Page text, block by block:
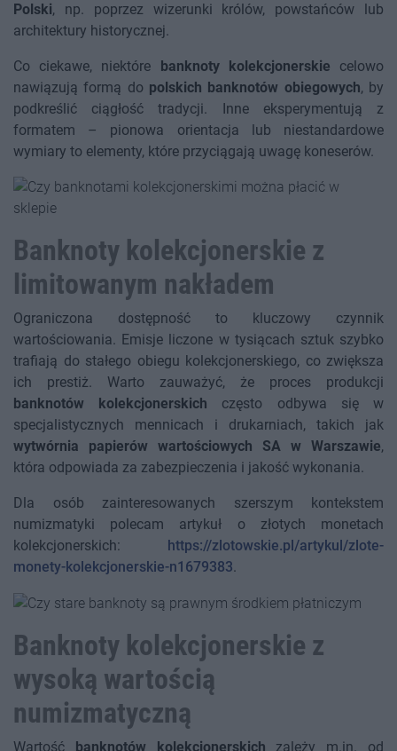
Polski, np. poprzez wizerunki królów, powstańców lub
architektury historycznej.
Co ciekawe, niektóre banknoty kolekcjonerskie celowo
nawiązują formą do polskich banknotów obiegowych, by
podkreślić ciągłość tradycji. Inne eksperymentują z
formatem – pionowa orientacja lub niestandardowe
wymiary to elementy, które przyciągają uwagę koneserów.
Banknoty kolekcjonerskie z
limitowanym nakładem
Ograniczona dostępność to kluczowy czynnik
wartościowania. Emisje liczone w tysiącach sztuk szybko
trafiają do stałego obiegu kolekcjonerskiego, co zwiększa
ich prestiż. Warto zauważyć, że proces produkcji
banknotów kolekcjonerskich często odbywa się w
specjalistycznych mennicach i drukarniach, takich jak
wytwórnia papierów wartościowych SA w Warszawie,
która odpowiada za zabezpieczenia i jakość wykonania.
Dla osób zainteresowanych szerszym kontekstem
numizmatyki polecam artykuł o złotych monetach
kolekcjonerskich:
https://zlotowskie.pl/artykul/zlote-
monety-kolekcjonerskie-n1679383.
Banknoty kolekcjonerskie z
wysoką wartością
numizmatyczną
Wartość banknotów kolekcjonerskich zależy m.in. od